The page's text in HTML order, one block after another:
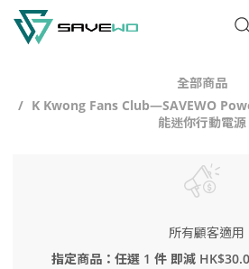
全部商品
K Kwong Fans Club—SAVEWO
能迷你行動電源
所有顧客適用
指定商品：任選 1 件 即減